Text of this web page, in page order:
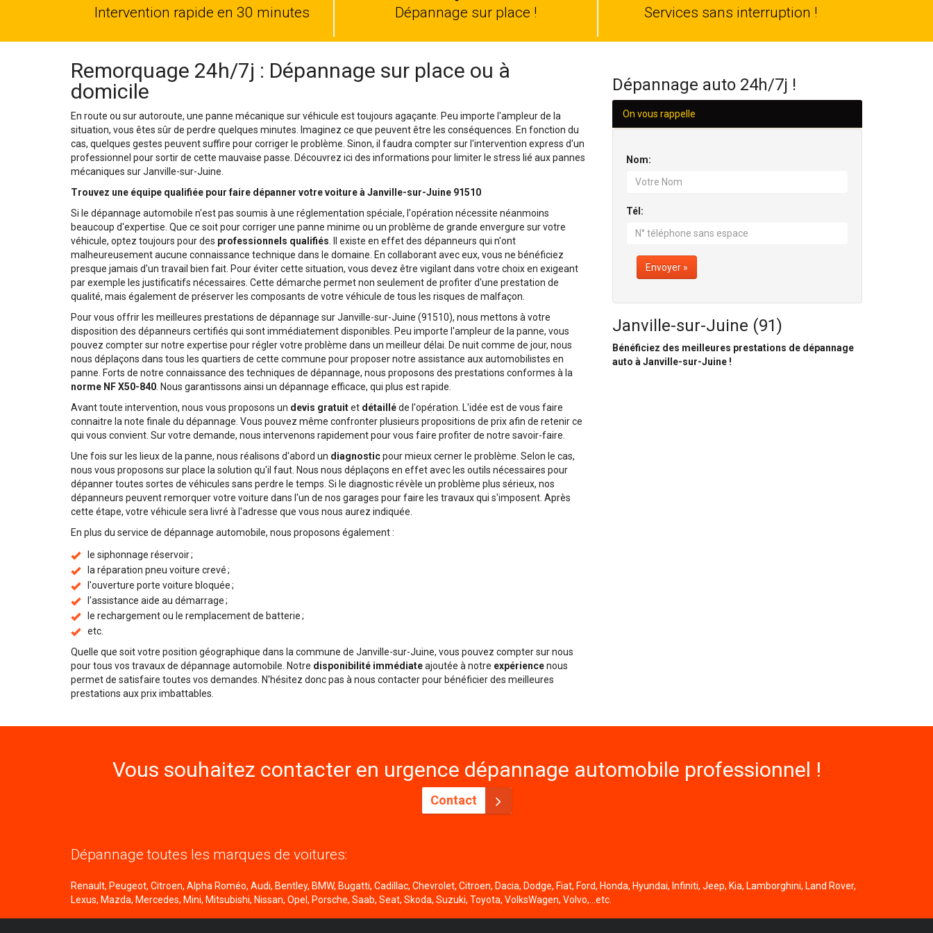
Intervention rapide en 30 minutes
auto
Dépannage sur place !
24
H/24
Services sans interruption !
Remorquage 24h/7j : Dépannage sur place ou à
domicile
En route ou sur autoroute, une panne mécanique sur véhicule est toujours agaçante. Peu importe l'ampleur de la
situation, vous êtes sûr de perdre quelques minutes. Imaginez ce que peuvent être les conséquences. En fonction du
cas, quelques gestes peuvent suffire pour corriger le problème. Sinon, il faudra compter sur l'intervention express d'un
professionnel pour sortir de cette mauvaise passe. Découvrez ici des informations pour limiter le stress lié aux pannes
mécaniques sur Janville-sur-Juine.
Trouvez une équipe qualifiée pour faire dépanner votre voiture à Janville-sur-Juine 91510
Si le dépannage automobile n'est pas soumis à une réglementation spéciale, l'opération nécessite néanmoins
beaucoup d'expertise. Que ce soit pour corriger une panne minime ou un problème de grande envergure sur votre
véhicule, optez toujours pour des professionnels qualifiés . Il existe en effet des dépanneurs qui n'ont
malheureusement aucune connaissance technique dans le domaine. En collaborant avec eux, vous ne bénéficiez
presque jamais d'un travail bien fait. Pour éviter cette situation, vous devez être vigilant dans votre choix en exigeant
par exemple les justificatifs nécessaires. Cette démarche permet non seulement de profiter d'une prestation de
qualité, mais également de préserver les composants de votre véhicule de tous les risques de malfaçon.
Pour vous offrir les meilleures prestations de dépannage sur Janville-sur-Juine (91510), nous mettons à votre
disposition des dépanneurs certifiés qui sont immédiatement disponibles. Peu importe l'ampleur de la panne, vous
pouvez compter sur notre expertise pour régler votre problème dans un meilleur délai. De nuit comme de jour, nous
nous déplaçons dans tous les quartiers de cette commune pour proposer notre assistance aux automobilistes en
panne. Forts de notre connaissance des techniques de dépannage, nous proposons des prestations conformes à la
norme NF X50-840 . Nous garantissons ainsi un dépannage efficace, qui plus est rapide.
Avant toute intervention, nous vous proposons un devis gratuitet détailléde l'opération. L'idée est de vous faire
connaitre la note finale du dépannage. Vous pouvez même confronter plusieurs propositions de prix afin de retenir ce
qui vous convient. Sur votre demande, nous intervenons rapidement pour vous faire profiter de notre savoir-faire.
Une fois sur les lieux de la panne, nous réalisons d'abord un diagnosticpour mieux cerner le problème. Selon le cas,
nous vous proposons sur place la solution qu'il faut. Nous nous déplaçons en effet avec les outils nécessaires pour
dépanner toutes sortes de véhicules sans perdre le temps. Si le diagnostic révèle un problème plus sérieux, nos
dépanneurs peuvent remorquer votre voiture dans l'un de nos garages pour faire les travaux qui s'imposent. Après
cette étape, votre véhicule sera livré à l'adresse que vous nous aurez indiquée.
En plus du service de dépannage automobile, nous proposons également :
le siphonnage réservoir ;
la réparation pneu voiture crevé ;
l'ouverture porte voiture bloquée ;
l'assistance aide au démarrage ;
le rechargement ou le remplacement de batterie ;
etc.
Quelle que soit votre position géographique dans la commune de Janville-sur-Juine, vous pouvez compter sur nous
pour tous vos travaux de dépannage automobile. Notre disponibilité immédiateajoutée à notre expériencenous
permet de satisfaire toutes vos demandes. N'hésitez donc pas à nous contacter pour bénéficier des meilleures
prestations aux prix imbattables.
Dépannage auto 24h/7j !
On vous rappelle
Nom:
Tél:
Envoyer »
Janville-sur-Juine (91)
Bénéficiez des meilleures prestations de dépannage
auto à Janville-sur-Juine !
Vous souhaitez contacter en urgence dépannage automobile professionnel !
Contact
Dépannage toutes les marques de voitures:
Renault, Peugeot, Citroen, Alpha Roméo, Audi, Bentley, BMW, Bugatti, Cadillac, Chevrolet, Citroen, Dacia, Dodge, Fiat, Ford, Honda, Hyundai, Infiniti, Jeep, Kia, Lamborghini, Land Rover,
Lexus, Mazda, Mercedes, Mini, Mitsubishi, Nissan, Opel, Porsche, Saab, Seat, Skoda, Suzuki, Toyota, VolksWagen, Volvo,...etc.